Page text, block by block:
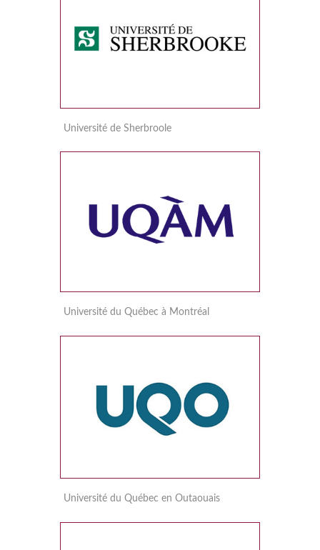
Université de Sherbroole
Université du Québec à Montréal
Université du Québec en Outaouais